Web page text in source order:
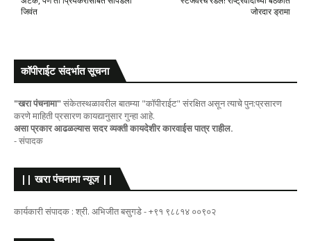
जोरदार ड्रामा
जिवंत
कॉपीराईट संदर्भात सूचना
"खरा पंचनामा"संकेतस्थळावरील बातम्या "कॉपीराईट" संरक्षित असून त्याचे पुन:प्रसारण
करणे माहिती प्रसारण कायद्यानुसार गुन्हा आहे.
असा प्रकार आढळल्यास सदर व्यक्ती कायदेशीर कारवाईस पात्र राहील.
- संपादक
|| खरा पंचनामा न्यूज ||
कार्यकारी संपादक : श्री. अभिजीत बसुगडे - +९१ ९८८१४ ००९०२